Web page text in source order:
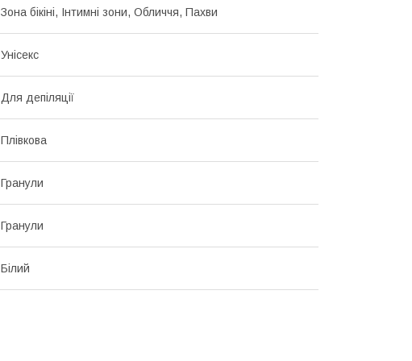
Зона бікіні, Інтимні зони, Обличчя, Пахви
Унісекс
Для депіляції
Плівкова
Гранули
Гранули
Білий